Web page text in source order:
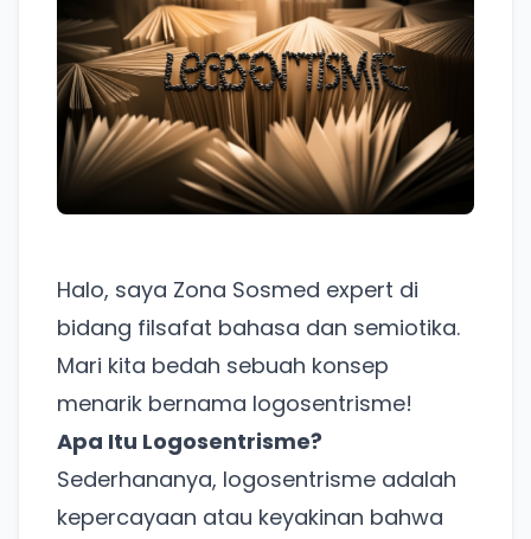
Halo, saya Zona Sosmed expert di
bidang filsafat bahasa dan semiotika.
Mari kita bedah sebuah konsep
menarik bernama logosentrisme!
Apa Itu Logosentrisme?
Sederhananya, logosentrisme adalah
kepercayaan atau keyakinan bahwa